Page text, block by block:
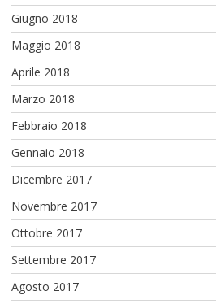
Giugno 2018
Maggio 2018
Aprile 2018
Marzo 2018
Febbraio 2018
Gennaio 2018
Dicembre 2017
Novembre 2017
Ottobre 2017
Settembre 2017
Agosto 2017